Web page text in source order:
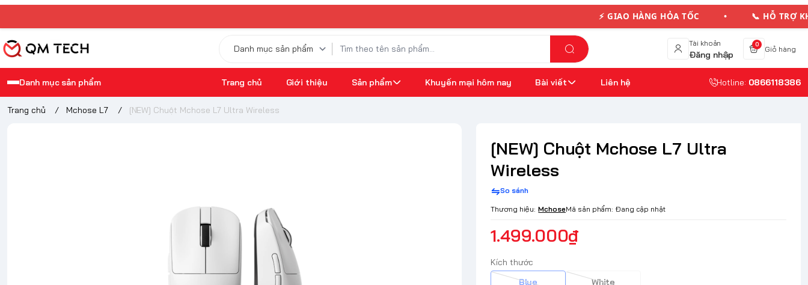
⚡ GIAO HÀNG HỎA TỐC • 📞 HỖ TRỢ
Tài khoản
Đăng nhập
0
Giỏ hàng
Danh mục sản phẩm Trang chủ Giới thiệu Sản phẩm Khuyến mại hôm nay Bài viết Liên hệ Hotline: 0866118386
Trang chủ / Mchose L7 / [NEW] Chuột Mchose L7 Ultra Wireless
[NEW] Chuột Mchose L7 Ultra
Wireless
So sánh
Thương hiệu: MchoseMã sản phẩm: Đang cập nhật
1.499.000₫
Kích thước
Blue
White